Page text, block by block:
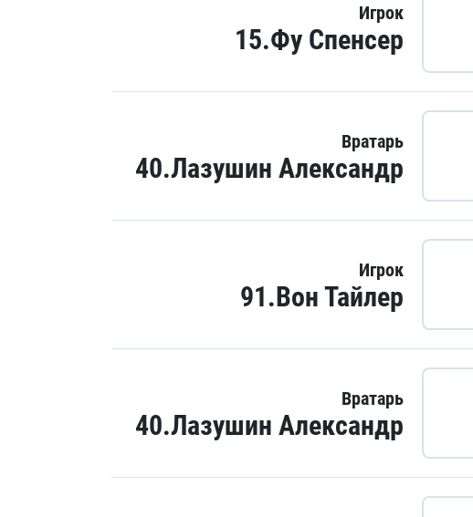
Игрок
15.Фу Спенсер
Вратарь
40.Лазушин Александр
Игрок
91.Вон Тайлер
Вратарь
40.Лазушин Александр